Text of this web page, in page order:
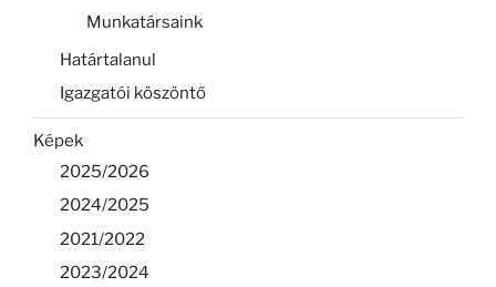
Munkatársaink
Határtalanul
Igazgatói köszöntő
Képek
2025/2026
2024/2025
2021/2022
2023/2024